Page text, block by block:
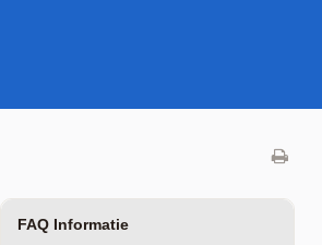
FAQ Informatie